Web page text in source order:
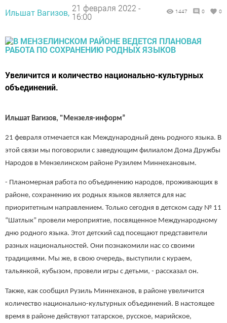
Ильшат Вагизов, 21 февраля 2022 -
16:00
1447 0 0
Увеличится и количество национально-культурных
объединений.
Ильшат Вагизов, "Мензеля-информ”
21 февраля отмечается как Международный день родного языка. В
этой связи мы поговорили с заведующим филиалом Дома Дружбы
Народов в Мензелинском районе Рузилем Миннехановым.
- Планомерная работа по объединению народов, проживающих в
районе, сохранению их родных языков является для нас
приоритетным направлением. Только сегодня в детском саду № 11
“Шатлык” провели мероприятие, посвященное Международному
дню родного языка. Этот детский сад посещают представители
разных национальностей. Они познакомили нас со своими
традициями. Мы же, в свою очередь, выступили с кураем,
тальянкой, кубызом, провели игры с детьми, - рассказал он.
Также, как сообщил Рузиль Миннеханов, в районе увеличится
количество национально-культурных объединений. В настоящее
время в районе действуют татарское, русское, марийское,